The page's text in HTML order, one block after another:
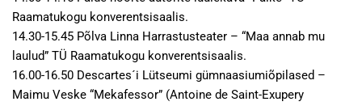
Raamatukogu konverentsisaalis.
14.30-15.45 Põlva Linna Harrastusteater – “Maa annab mu
laulud” TÜ Raamatukogu konverentsisaalis.
16.00-16.50 Descartes´i Lütseumi gümnaasiumiõpilased –
Maimu Veske “Mekafessor” (Antoine de Saint-Exupery